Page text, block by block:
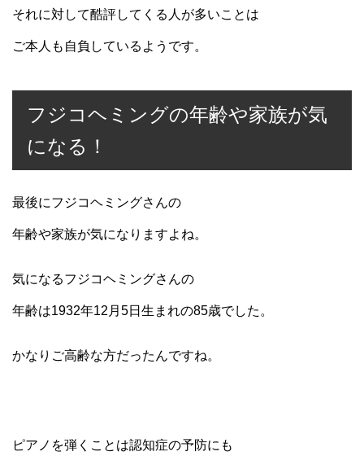
それに対して酷評してくる人が多いことは
ご本人も自負しているようです。
フジコヘミングの年齢や家族が気
になる！
最後にフジコヘミングさんの
年齢や家族が気になりますよね。
気になるフジコヘミングさんの
年齢は1932年12月5日生まれの85歳でした。
かなりご高齢な方だったんですね。
ピアノを弾くことは認知症の予防にも